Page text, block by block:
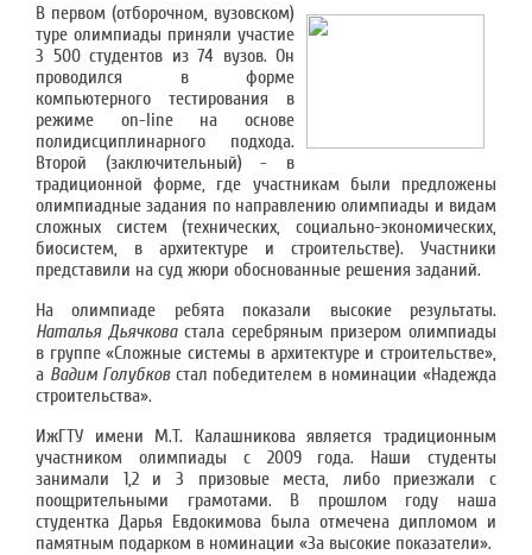
В первом (отборочном, вузовском)
туре олимпиады приняли участие
3 500 студентов из 74 вузов. Он
проводился в форме
компьютерного тестирования в
режиме on-line на основе
полидисциплинарного подхода.
Второй (заключительный) - в
традиционной форме, где участникам были предложены
олимпиадные задания по направлению олимпиады и видам
сложных систем (технических, социально-экономических,
биосистем, в архитектуре и строительстве). Участники
представили на суд жюри обоснованные решения заданий.
На олимпиаде ребята показали высокие результаты.
Наталья Дьячковастала серебряным призером олимпиады
в группе «Сложные системы в архитектуре и строительстве»,
а Вадим Голубковстал победителем в номинации «Надежда
строительства».
ИжГТУ имени М.Т. Калашникова является традиционным
участником олимпиады с 2009 года. Наши студенты
занимали 1,2 и 3 призовые места, либо приезжали с
поощрительными грамотами. В прошлом году наша
студентка Дарья Евдокимова была отмечена дипломом и
памятным подарком в номинации «За высокие показатели».